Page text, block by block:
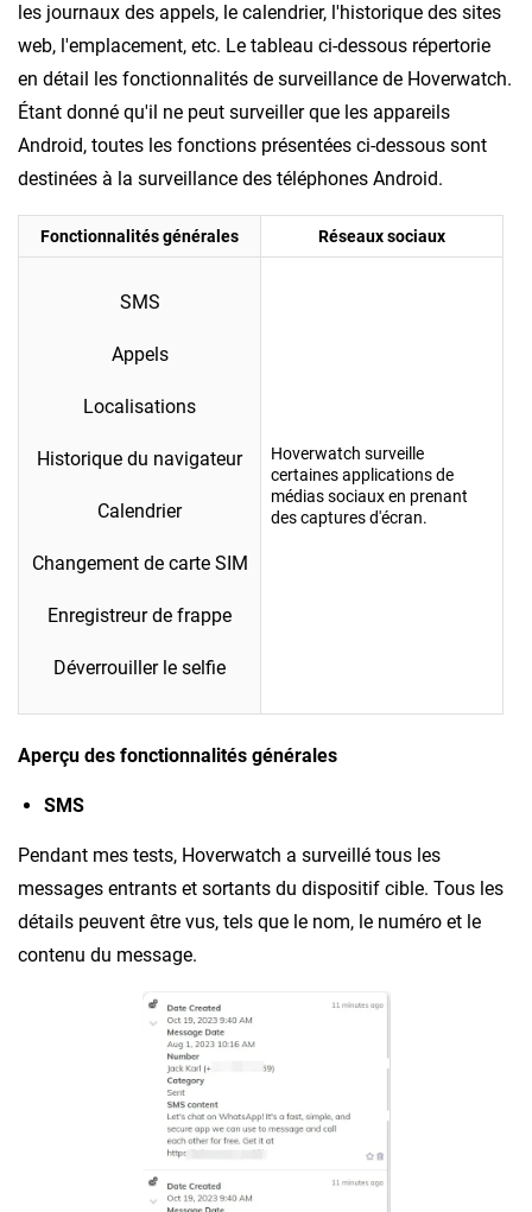
les journaux des appels, le calendrier, l'historique des sites
web, l'emplacement, etc. Le tableau ci-dessous répertorie
en détail les fonctionnalités de surveillance de Hoverwatch.
Étant donné qu'il ne peut surveiller que les appareils
Android, toutes les fonctions présentées ci-dessous sont
destinées à la surveillance des téléphones Android.
Fonctionnalités générales Réseaux sociaux
SMS
Appels
Localisations
Historique du navigateur
Calendrier
Changement de carte SIM
Enregistreur de frappe
Déverrouiller le selfie
Hoverwatch surveille
certaines applications de
médias sociaux en prenant
des captures d'écran.
Aperçu des fonctionnalités générales
SMS
Pendant mes tests, Hoverwatch a surveillé tous les
messages entrants et sortants du dispositif cible. Tous les
détails peuvent être vus, tels que le nom, le numéro et le
contenu du message.